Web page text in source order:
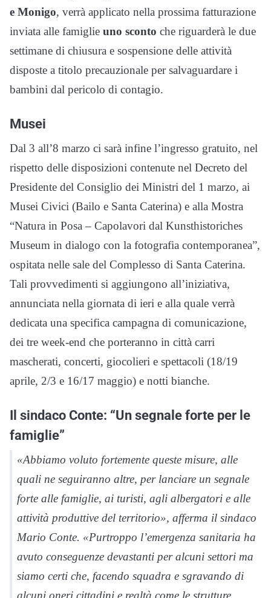
e Monigo, verrà applicato nella prossima fatturazione
inviata alle famiglie uno sconto che riguarderà le due
settimane di chiusura e sospensione delle attività
disposte a titolo precauzionale per salvaguardare i
bambini dal pericolo di contagio.
Musei
Dal 3 all’8 marzo ci sarà infine l’ingresso gratuito, nel
rispetto delle disposizioni contenute nel Decreto del
Presidente del Consiglio dei Ministri del 1 marzo, ai
Musei Civici (Bailo e Santa Caterina) e alla Mostra
“Natura in Posa – Capolavori dal Kunsthistoriches
Museum in dialogo con la fotografia contemporanea”,
ospitata nelle sale del Complesso di Santa Caterina.
Tali provvedimenti si aggiungono all’iniziativa,
annunciata nella giornata di ieri e alla quale verrà
dedicata una specifica campagna di comunicazione,
dei tre week-end che porteranno in città carri
mascherati, concerti, giocolieri e spettacoli (18/19
aprile, 2/3 e 16/17 maggio) e notti bianche.
Il sindaco Conte: “Un segnale forte per le
famiglie”
«Abbiamo voluto fortemente queste misure, alle
quali ne seguiranno altre, per lanciare un segnale
forte alle famiglie, ai turisti, agli albergatori e alle
attività produttive del territorio», afferma il sindaco
Mario Conte. «Purtroppo l’emergenza sanitaria ha
avuto conseguenze devastanti per alcuni settori ma
siamo certi che, facendo squadra e sgravando di
alcuni oneri cittadini e realtà come le strutture